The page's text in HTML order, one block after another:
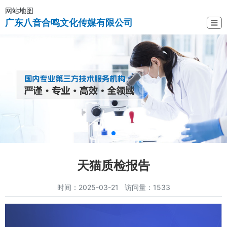
网站地图
广东八音合鸣文化传媒有限公司 ☰
天猫质检报告
时间：2025-03-21 访问量：1533